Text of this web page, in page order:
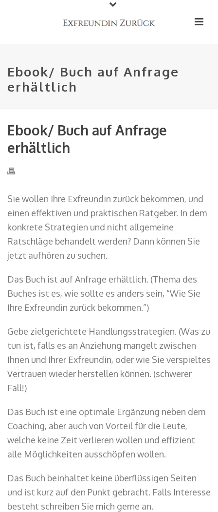
Ebook/ Buch auf Anfrage
erhältlich
Ebook/ Buch auf Anfrage
erhältlich
Sie wollen Ihre Exfreundin zurück bekommen, und
einen effektiven und praktischen Ratgeber. In dem
konkrete Strategien und nicht allgemeine
Ratschläge behandelt werden? Dann können Sie
jetzt aufhören zu suchen.
Das Buch ist auf Anfrage erhältlich. (Thema des
Buches ist es, wie sollte es anders sein, “Wie Sie
Ihre Exfreundin zurück bekommen.”)
Gebe zielgerichtete Handlungsstrategien. (Was zu
tun ist, falls es an Anziehung mangelt zwischen
Ihnen und Ihrer Exfreundin, oder wie Sie verspieltes
Vertrauen wieder herstellen können. (schwerer
Fall!)
Das Buch ist eine optimale Ergänzung neben dem
Coaching, aber auch von Vorteil für die Leute,
welche keine Zeit verlieren wollen und effizient
alle Möglichkeiten ausschöpfen wollen.
Das Buch beinhaltet keine überflüssigen Seiten
und ist kurz auf den Punkt gebracht. Falls Interesse
besteht schreiben Sie mich gerne an.